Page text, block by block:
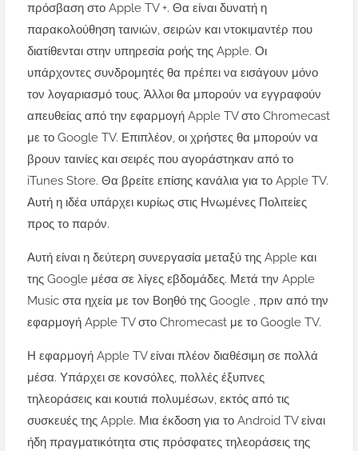
πρόσβαση στο Apple TV +. Θα είναι δυνατή η
παρακολούθηση ταινιών, σειρών και ντοκιμαντέρ που
διατίθενται στην υπηρεσία ροής της Apple. Οι
υπάρχοντες συνδρομητές θα πρέπει να εισάγουν μόνο
τον λογαριασμό τους. Άλλοι θα μπορούν να εγγραφούν
απευθείας από την εφαρμογή Apple TV στο Chromecast
με το Google TV. Επιπλέον, οι χρήστες θα μπορούν να
βρουν ταινίες και σειρές που αγοράστηκαν από το
iTunes Store. Θα βρείτε επίσης κανάλια για το Apple TV.
Αυτή η ιδέα υπάρχει κυρίως στις Ηνωμένες Πολιτείες
προς το παρόν.
Αυτή είναι η δεύτερη συνεργασία μεταξύ της Apple και
της Google μέσα σε λίγες εβδομάδες. Μετά την Apple
Music στα ηχεία με τον Βοηθό της Google , πριν από την
εφαρμογή Apple TV στο Chromecast με το Google TV.
Η εφαρμογή Apple TV είναι πλέον διαθέσιμη σε πολλά
μέσα. Υπάρχει σε κονσόλες, πολλές έξυπνες
τηλεοράσεις και κουτιά πολυμέσων, εκτός από τις
συσκευές της Apple. Μια έκδοση για το Android TV είναι
ήδη πραγματικότητα στις πρόσφατες τηλεοράσεις της